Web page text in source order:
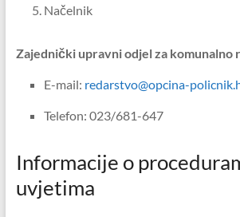
Načelnik
Zajednički upravni odjel za komunalno
E-mail: redarstvo@opcina-
Telefon: 023/681-647
Informacije o
uvjetima